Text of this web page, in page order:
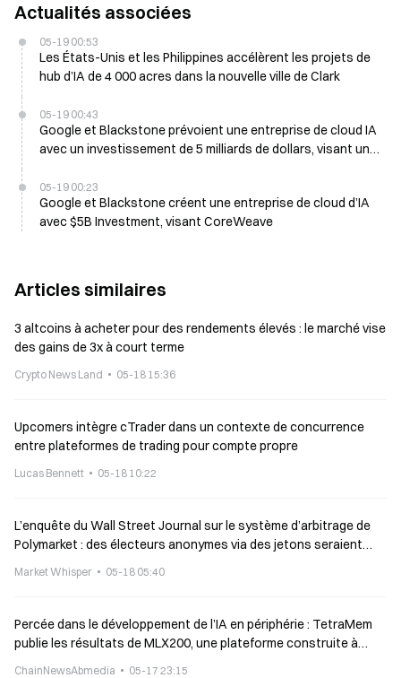
Actualités associées
05-19 00:53
Les États-Unis et les Philippines accélèrent les projets de
hub d’IA de 4 000 acres dans la nouvelle ville de Clark
05-19 00:43
Google et Blackstone prévoient une entreprise de cloud IA
avec un investissement de 5 milliards de dollars, visant une
05-19 00:23
Google et Blackstone créent une entreprise de cloud d’IA
avec $5B Investment, visant CoreWeave
Articles similaires
3 altcoins à acheter pour des rendements élevés : le marché vise
des gains de 3x à court terme
Crypto News Land 05-18 15:36
Upcomers intègre cTrader dans un contexte de concurrence
entre plateformes de trading pour compte propre
Lucas Bennett 05-18 10:22
L’enquête du Wall Street Journal sur le système d’arbitrage de
Polymarket : des électeurs anonymes via des jetons seraient
Market Whisper 05-18 05:40
Percée dans le développement de l’IA en périphérie : TetraMem
publie les résultats de MLX200, une plateforme construite à
ChainNewsAbmedia 05-17 23:15